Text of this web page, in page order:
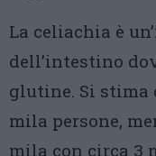
La celiachia è
dell’intestino
glutine. Si stima
mila persone,
mila con circa 3